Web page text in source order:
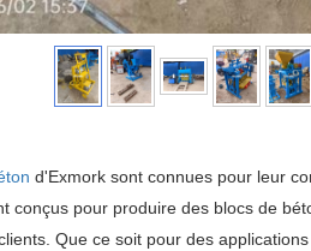
d'Exmork sont connues pour leur
conçus pour produire des blocs de
Que ce soit pour des